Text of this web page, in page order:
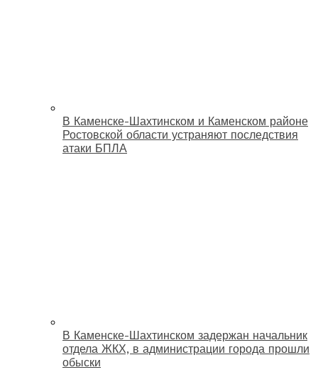
В Каменске-Шахтинском и Каменском районе
Ростовской области устраняют последствия
атаки БПЛА
В Каменске-Шахтинском задержан начальник
отдела ЖКХ, в администрации города прошли
обыски